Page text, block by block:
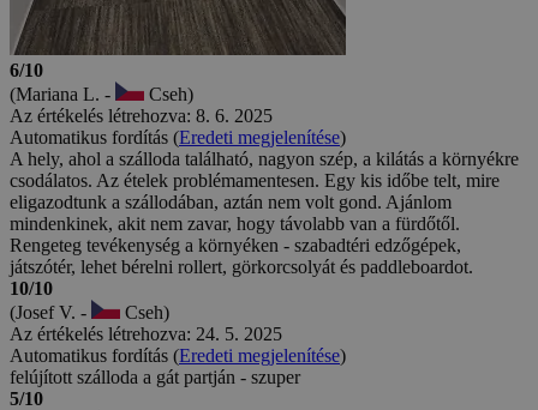
6/10
(Mariana L. -
Cseh)
Az értékelés létrehozva: 8. 6. 2025
Automatikus fordítás (Eredeti megjelenítése)
A hely, ahol a szálloda található, nagyon szép, a kilátás a környékre
csodálatos. Az ételek problémamentesen. Egy kis időbe telt, mire
eligazodtunk a szállodában, aztán nem volt gond. Ajánlom
mindenkinek, akit nem zavar, hogy távolabb van a fürdőtől.
Rengeteg tevékenység a környéken - szabadtéri edzőgépek,
játszótér, lehet bérelni rollert, görkorcsolyát és paddleboardot.
10/10
(Josef V. -
Cseh)
Az értékelés létrehozva: 24. 5. 2025
Automatikus fordítás (Eredeti megjelenítése)
felújított szálloda a gát partján - szuper
5/10